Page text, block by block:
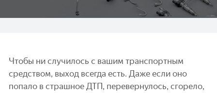
Чтобы ни случилось с вашим транспортным
средством, выход всегда есть. Даже если оно
попало в страшное ДТП, перевернулось, сгорело,